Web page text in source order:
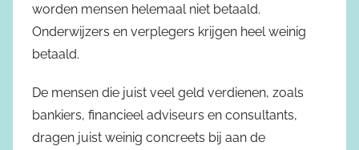
worden mensen helemaal niet betaald.
Onderwijzers en verplegers krijgen heel weinig
betaald.
De mensen die juist veel geld verdienen, zoals
bankiers, financieel adviseurs en consultants,
dragen juist weinig concreets bij aan de